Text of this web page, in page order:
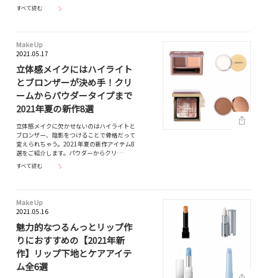
すべて読む
Make Up
2021.05.17
立体感メイクにはハイライト
とブロンザーが決め手！クリ
ームからパウダータイプまで
2021年夏の新作8選
立体感メイクに欠かせないのはハイライトと
ブロンザー、陰影をつけることで骨格だって
変えられちゃう。2021年夏の新作アイテム8
選をご紹介します。パウダーからクリ…
すべて読む
Make Up
2021.05.16
魅力的なつるんっとリップ作
りにおすすめの【2021年新
作】リップ下地とケアアイテ
ム全6選